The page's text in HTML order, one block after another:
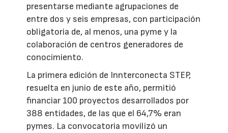
presentarse mediante agrupaciones de
entre dos y seis empresas, con participación
obligatoria de, al menos, una pyme y la
colaboración de centros generadores de
conocimiento.
La primera edición de Innterconecta STEP,
resuelta en junio de este año, permitió
financiar 100 proyectos desarrollados por
388 entidades, de las que el 64,7% eran
pymes. La convocatoria movilizó un